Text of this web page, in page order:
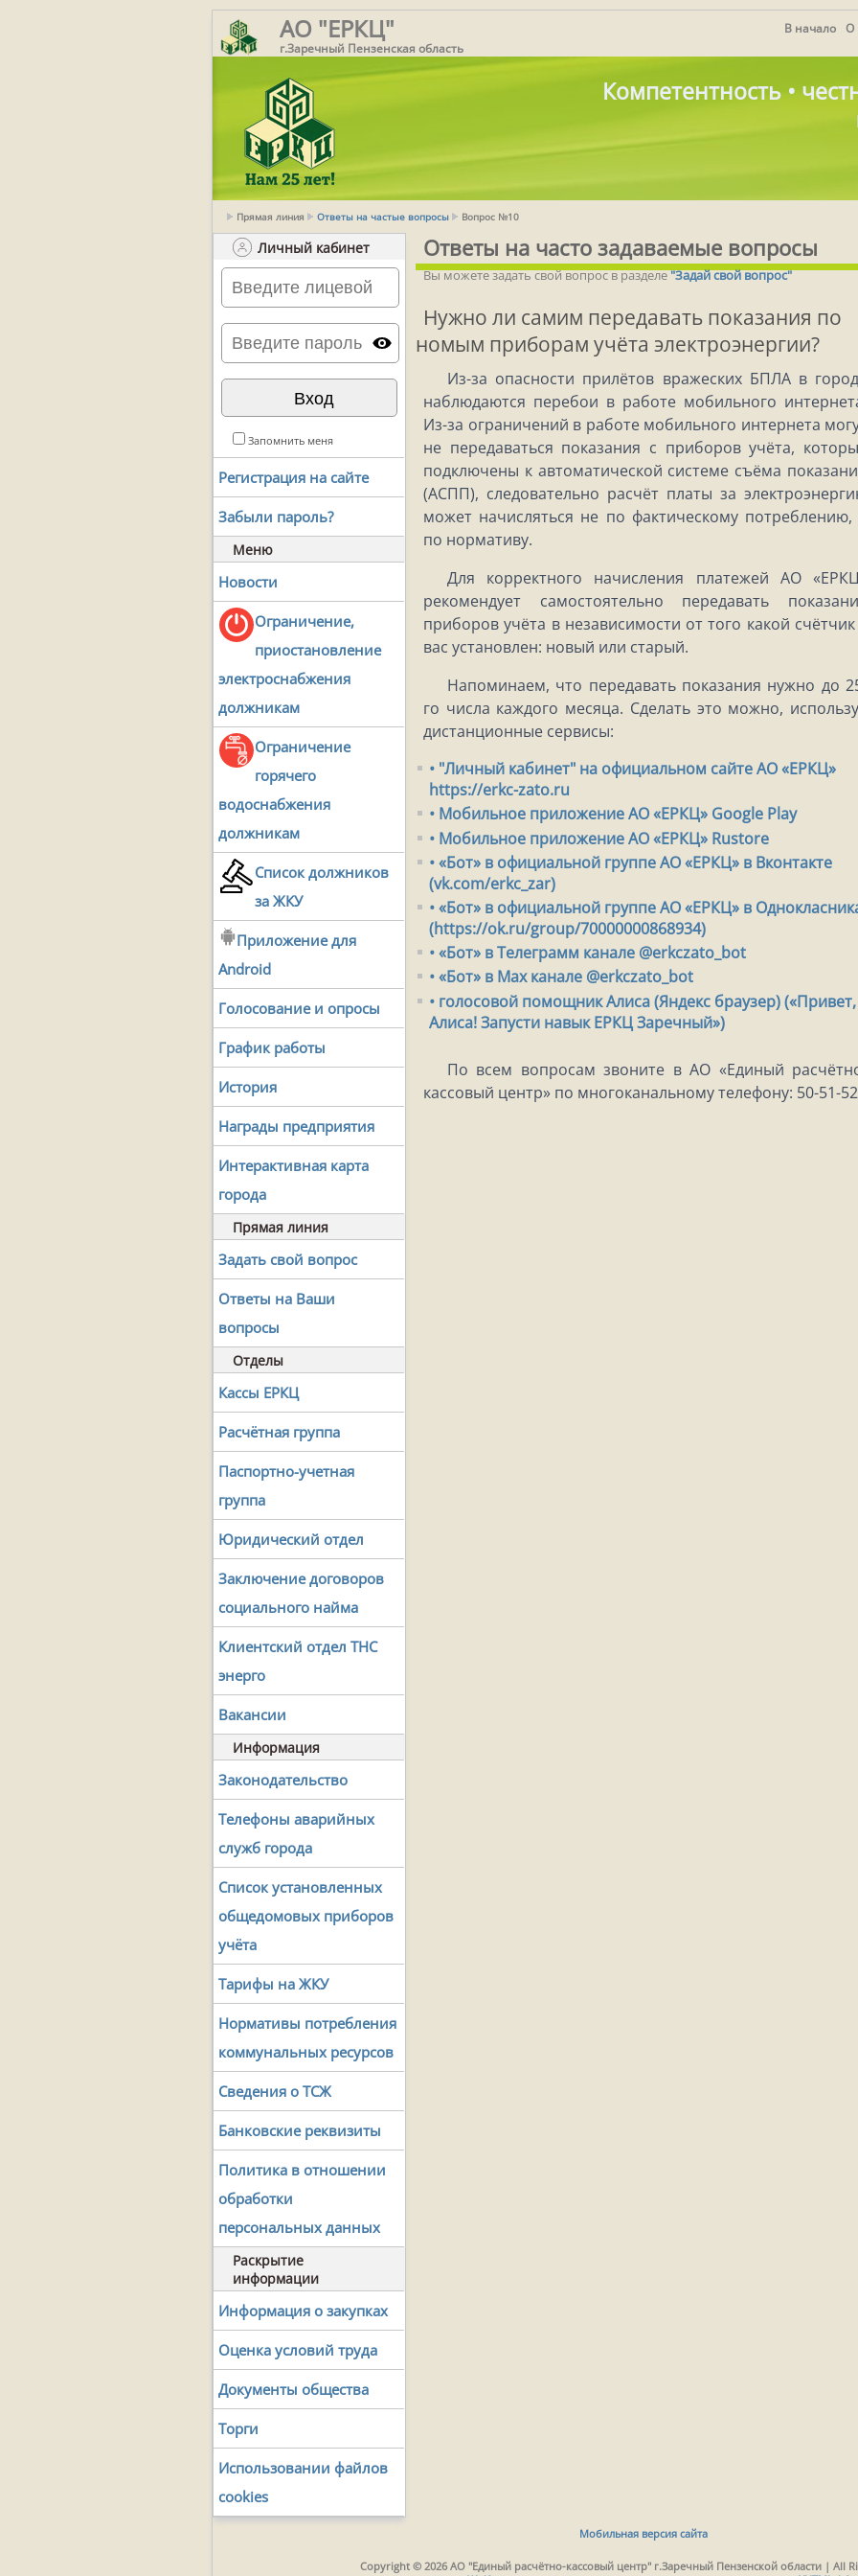
АО "ЕРКЦ"
г.Заречный Пензенская область
В начало О
Компетентность •
Прямая линия Ответы на частые вопросы Вопрос №10
Личный кабинет
Запомнить меня
Регистрация на сайте
Забыли пароль?
Меню
Новости
Ограничение,
приостановление
электроснабжения
должникам
Ограничение
горячего
водоснабжения
должникам
Список должников
за ЖКУ
Приложение для
Android
Голосование и опросы
График работы
История
Награды предприятия
Интерактивная карта
города
Прямая линия
Задать свой вопрос
Ответы на Ваши
вопросы
Отделы
Кассы ЕРКЦ
Расчётная группа
Паспортно-учетная
группа
Юридический отдел
Заключение договоров
социального найма
Клиентский отдел ТНС
энерго
Вакансии
Информация
Законодательство
Телефоны аварийных
служб города
Список установленных
общедомовых приборов
учёта
Тарифы на ЖКУ
Нормативы потребления
коммунальных ресурсов
Сведения о ТСЖ
Банковские реквизиты
Политика в отношении
обработки
персональных данных
Раскрытие
информации
Информация о закупках
Оценка условий труда
Документы общества
Торги
Использовании файлов
cookies
Ответы на часто задаваемые вопросы
Вы можете задать свой вопрос в разделе"Задай свой вопрос"
Нужно ли самим передавать показания по
номым приборам учёта электроэнергии?
Из-за опасности прилётов вражеских БПЛА в
наблюдаются перебои в работе мобильного
Из-за ограничений в работе мобильного интернета
не передаваться показания с приборов учёта,
подключены к автоматической системе съёма
(АСПП), следовательно расчёт платы за
может начисляться не по фактическому потреблению,
по нормативу.
Для корректного начисления платежей АО
рекомендует самостоятельно передавать
приборов учёта в независимости от того какой счётчик
вас установлен: новый или старый.
Напоминаем, что передавать показания нужно до
го числа каждого месяца. Сделать это можно,
дистанционные сервисы:
• "Личный кабинет" на официальном сайте АО «ЕРКЦ»
https://erkc-zato.ru
• Мобильное приложение АО «ЕРКЦ» Google Play
• Мобильное приложение АО «ЕРКЦ» Rustore
• «Бот» в официальной группе АО «ЕРКЦ» в Вконтакте
(vk.com/erkc_zar)
• «Бот» в официальной группе АО «ЕРКЦ» в
(https://ok.ru/group/70000000868934)
• «Бот» в Телеграмм канале @erkczato_bot
• «Бот» в Max канале @erkczato_bot
• голосовой помощник Алиса (Яндекс браузер) («Привет,
Алиса! Запусти навык ЕРКЦ Заречный»)
По всем вопросам звоните в АО «Единый
кассовый центр» по многоканальному телефону: 50-51-52
Мобильная версия сайта
Copyright © 2026 АО "Единый расчётно-кассовый центр" г.Заречный Пензенской области | All